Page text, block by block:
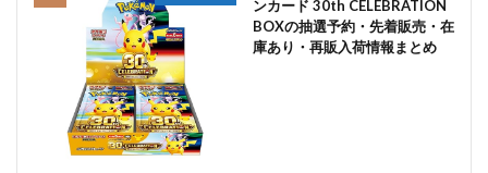
ンカード 30th CELEBRATION
BOXの抽選予約・先着販売・在
庫あり・再販入荷情報まとめ